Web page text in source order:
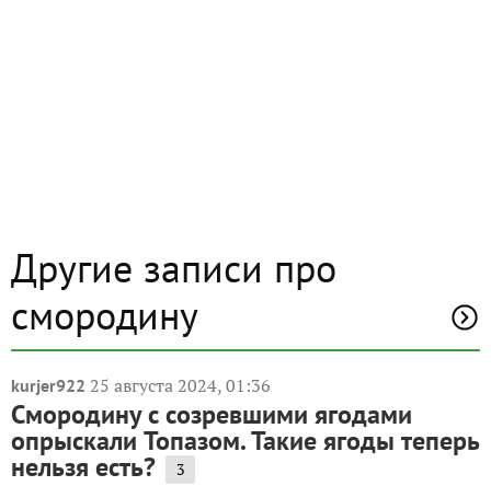
Другие записи про
смородину
kurjer922 25 августа 2024, 01:36
Смородину с созревшими ягодами
опрыскали Топазом. Такие ягоды теперь
нельзя есть? 3